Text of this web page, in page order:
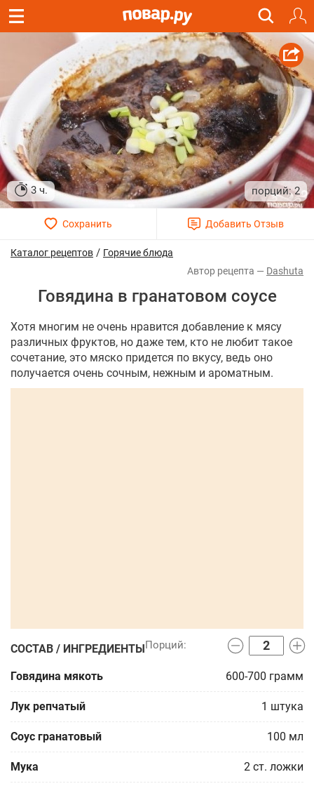
3 ч. 2
Каталог рецептов / Горячие блюда
Dashuta
Говядина в гранатовом соусе
Хотя многим не очень нравится добавление к мясу
различных фруктов, но даже тем, кто не любит такое
сочетание, это мяско придется по вкусу, ведь оно
получается очень сочным, нежным и ароматным.
СОСТАВ / ИНГРЕДИЕНТЫ
Говядина мякоть 600-700 грамм
Лук репчатый 1 штука
Соус гранатовый 100 мл
Мука 2 ст. ложки